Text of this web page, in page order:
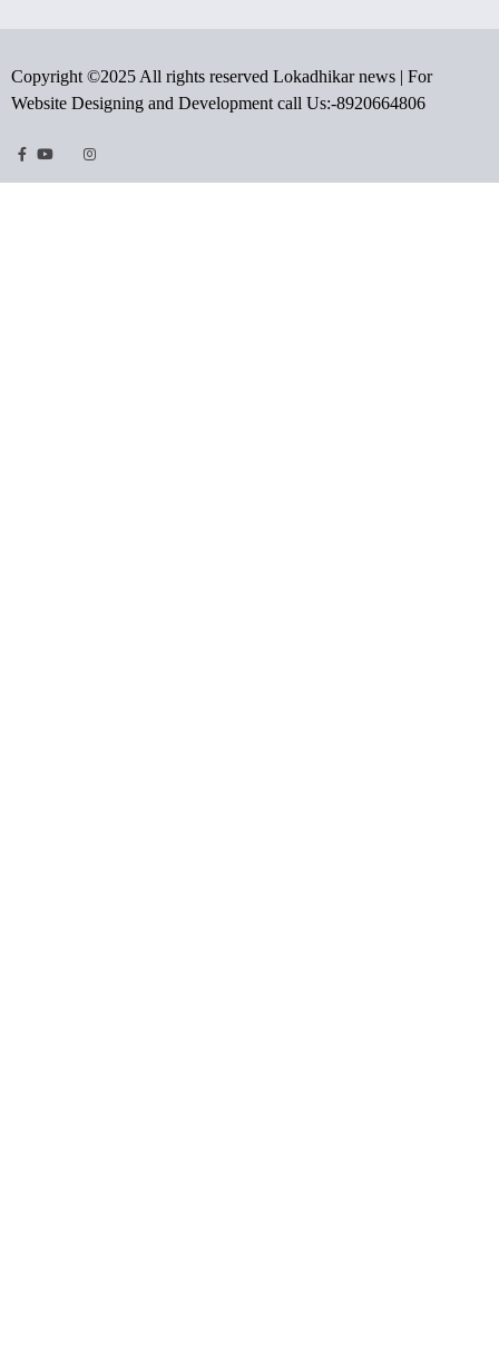
Copyright ©2025 All rights reserved Lokadhikar news | For
Website Designing and Development call Us:-8920664806
Facebook
Youtube
TwitterInstragram